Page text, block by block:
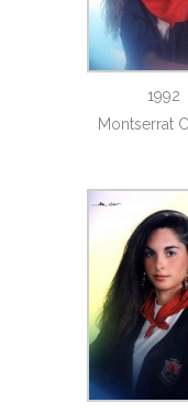
1992
Montserrat